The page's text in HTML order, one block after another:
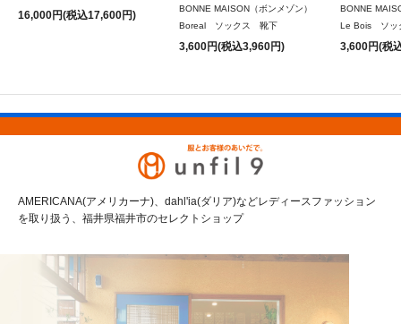
16,000円(税込17,600円)
BONNE MAISON（ボンメゾン）
Boreal ソックス 靴下
3,600円(税込3,960円)
BONNE
Le Bois ソッ
3,600円(税
AMERICANA(アメリカーナ)、dahl'ia(ダリア)などレディースファッション
を取り扱う、福井県福井市のセレクトショップ